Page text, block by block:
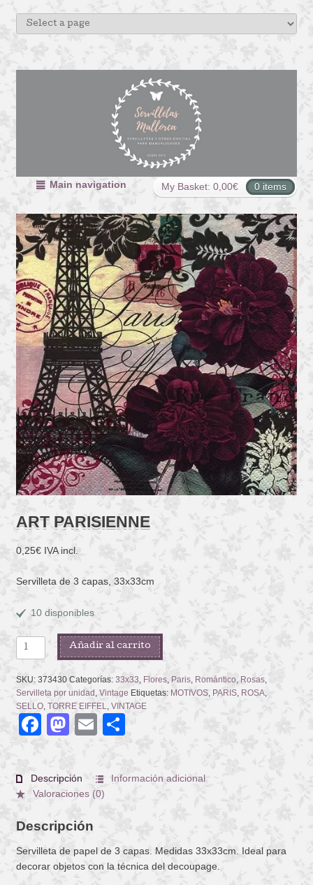
My Basket: 0,00€ 0 items
Main navigation
ART PARISIENNE
0,25€ IVA incl.
Servilleta de 3 capas, 33x33cm
10 disponibles
ART
PARISIENNE
cantidad
Añadir al carrito
SKU: 373430 Categorías: 33x33 Flores, Paris, Romántico, Rosas,
Servilleta por unidad Vintage Etiquetas: MOTIVOS, PARIS, ROSA,
SELLO, TORRE EIFFEL VINTAGE
Facebook
Mastodon
EmailCompartir
Descripción
Información adicional
Valoraciones (0)
Descripción
Servilleta de papel de 3 capas. Medidas 33x33cm. Ideal para
decorar objetos con la técnica del decoupage.